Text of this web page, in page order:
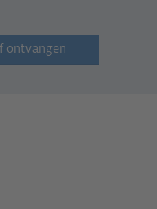
ontvangen